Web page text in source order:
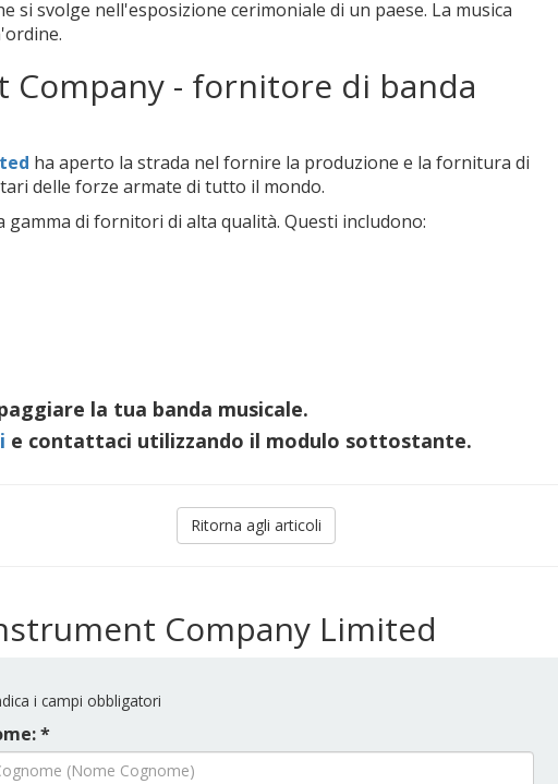
si svolge nell'esposizione cerimoniale di un paese. La musica
- fornitore di banda
ha aperto la strada nel fornire la produzione e la fornitura di
delle forze armate di tutto il mondo.
gamma di fornitori di alta qualità. Questi includono:
la tua banda musicale.
e contattaci utilizzando il modulo sottostante.
Ritorna agli articoli
Company Limited
i campi obbligatori
*